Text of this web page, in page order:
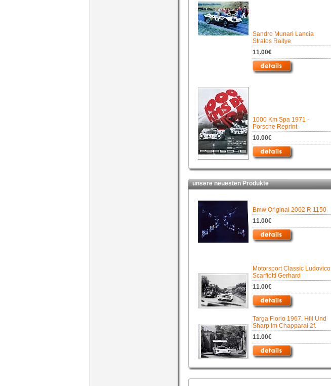
Sandro Munari Lancia
Stratos Rallye
11.00€
1000 Km Spa 1971 -
Porsche Reprint
10.00€
unsere neuesten Produkte
Bmw Original 2002 R 1150
11.00€
Motorsport Classic Ludovico
Scarfiotti Gerhard
11.00€
Targa Florio 1967. Hill Und
Sharp Im Chapparal 2f.
11.00€